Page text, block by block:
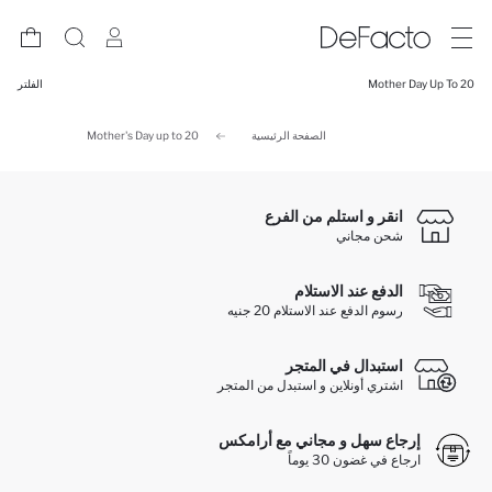
Mother Day Up To 20 الفلتر
الصفحة الرئيسية Mother's Day up to 20
انقر و استلم من الفرع
شحن مجاني
الدفع عند الاستلام
رسوم الدفع عند الاستلام 20 جنيه
استبدال في المتجر
اشتري أونلاين و استبدل من المتجر
إرجاع سهل و مجاني مع أرامكس
ارجاع في غضون 30 يوماً